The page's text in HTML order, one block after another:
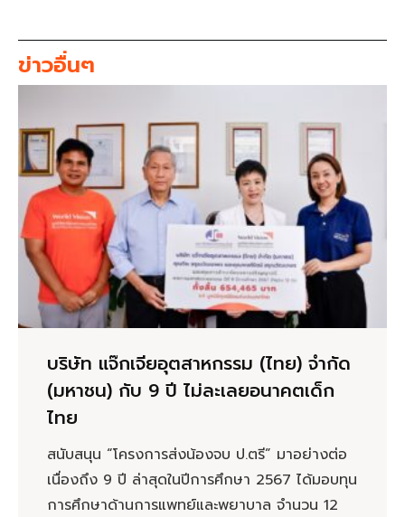
ข่าวอื่นๆ
บริษัท แจ๊กเจียอุตสาหกรรม (ไทย) จำกัด
(มหาชน) กับ 9 ปี ไม่ละเลยอนาคตเด็ก
ไทย
สนับสนุน “โครงการส่งน้องจบ ป.ตรี” มาอย่างต่อ
เนื่องถึง 9 ปี ล่าสุดในปีการศึกษา 2567 ได้มอบทุน
การศึกษาด้านการแพทย์และพยาบาล จำนวน 12